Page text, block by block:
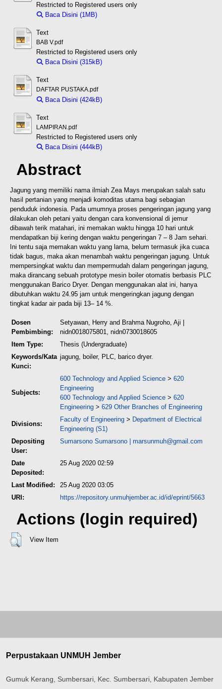
Restricted to Registered users only
Baca Disini (1MB)
Text
BAB V.pdf
Restricted to Registered users only
Baca Disini (315kB)
Text
DAFTAR PUSTAKA.pdf
Baca Disini (424kB)
Text
LAMPIRAN.pdf
Restricted to Registered users only
Baca Disini (444kB)
Abstract
Jagung yang memiliki nama ilmiah Zea Mays merupakan salah satu
hasil pertanian yang menjadi komoditas utama bagi sebagian
penduduk indonesia. Pada umumnya proses pengeringan jagung yang
dilakukan oleh petani yaitu dengan cara konvensional di jemur
dibawah terik matahari, ini memakan waktu hingga 10 hari untuk
mendapatkan biji kering dengan waktu pengeringan 7 – 8 Jam sehari.
Ini tentu saja memakan waktu yang lama, belum termasuk jika cuaca
tidak bagus, maka akan menambah waktu pengeringan jagung. Untuk
mempersingkat waktu dan mempermudah dalam pengeringan jagung,
maka dirancang sebuah prototype mesin boiler otomatis berbasis PLC
menggunakan Barico Dryer. Dengan menggunakan alat ini, hanya
dibutuhkan waktu 24.95 jam untuk mengeringkan jagung dengan
tingkat kadar air pada biji 13– 14 %.
Dosen
Pembimbing:
Setyawan, Herry and Brahma Nugroho, Aji |
nidn0018075801, nidn0730018605
Item Type:
Thesis (Undergraduate)
Keywords/Kata
Kunci:
jagung, boiler, PLC, barico dryer.
Subjects:
600 Technology and Applied Science > 620
Engineering
600 Technology and Applied Science > 620
Engineering > 629 Other Branches of Engineering
Divisions:
Faculty of Engineering > Department of Electrical
Engineering (S1)
Depositing
User:
Sumarsono Sumarsono | marsunmuh@gmail.com
Date
Deposited:
25 Aug 2020 02:59
Last Modified:
25 Aug 2020 03:05
URI:
https://repository.unmuhjember.ac.id/id/eprint/5663
Actions (login required)
View Item
Perpustakaan UNMUH Jember
Gumuk Kerang, Sumbersari, Kec. Sumbersari, Kabupaten Jember